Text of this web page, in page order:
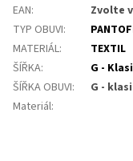
EAN:
Zvolte
TYP OBUVI:
MATERIÁL:
TEXTIL
ŠÍŘKA:
G -
ŠÍŘKA OBUVI:
G -
Materiál: